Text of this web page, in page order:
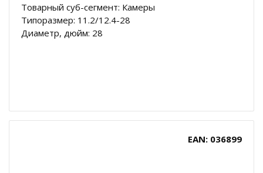
Товарный суб-сегмент: Камеры
Типоразмер: 11.2/12.4-28
Диаметр, дюйм: 28
EAN: 036899